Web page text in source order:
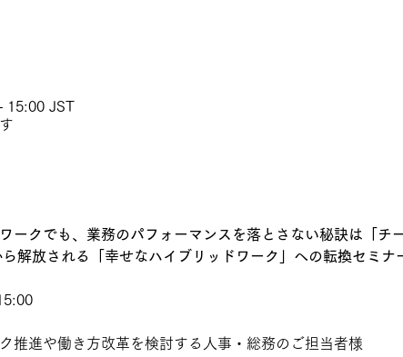
15:00 JST
ークでも、業務のパフォーマンスを落とさない秘訣は「チ
解放される「幸せなハイブリッドワーク」への転換セミナ
進や働き方改革を検討する人事・総務のご担当者様